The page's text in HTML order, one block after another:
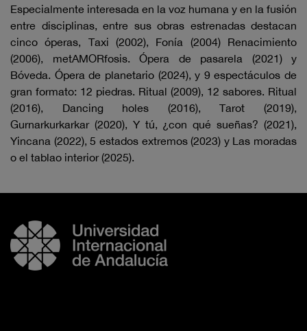
Especialmente interesada en la voz humana y en la fusión
entre disciplinas, entre sus obras estrenadas destacan
cinco óperas, Taxi (2002), Fonía (2004) Renacimiento
(2006), metAMORfosis. Ópera de pasarela (2021) y
Bóveda. Ópera de planetario (2024), y 9 espectáculos de
gran formato: 12 piedras. Ritual (2009), 12 sabores. Ritual
(2016), Dancing holes (2016), Tarot (2019),
Gurnarkurkarkar (2020), Y tú, ¿con qué sueñas? (2021),
Yincana (2022), 5 estados extremos (2023) y Las moradas
o el tablao interior (2025).